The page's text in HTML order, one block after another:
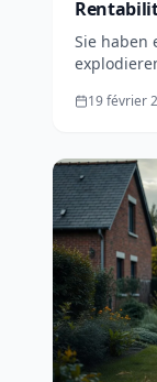
Sie haben
19 février